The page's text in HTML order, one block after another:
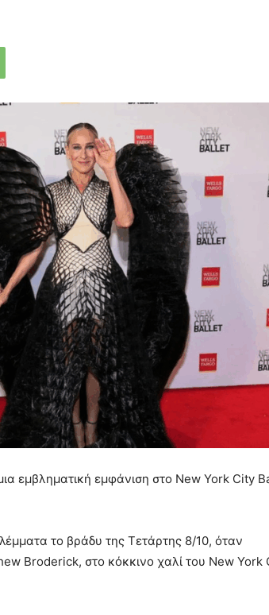
εμβληματική εμφάνιση στο New York City
το βράδυ της Τετάρτης 8/10, όταν
Broderick, στο κόκκινο χαλί του New York